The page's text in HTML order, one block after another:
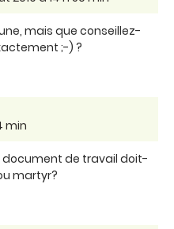
mais que conseillez-
;-) ?
min
document de travail doit-
martyr?